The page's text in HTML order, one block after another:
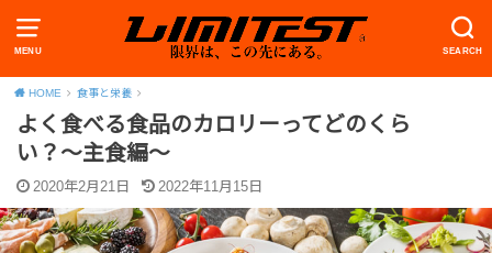
MENU SEARCH
HOME 食事と栄養
よく食べる食品のカロリーってどのくら
い？〜主食編〜
2020年2月21日 2022年11月15日